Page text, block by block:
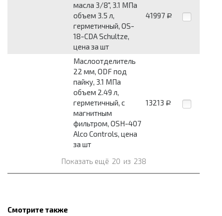
масла 3/8", 3.1 МПа
объем 3.5 л,
герметичный, OS-
18-CDA Schultze,
цена за шт
41997 Р
Маслоотделитель
22 мм, ODF под
пайку, 3.1 МПа
объем 2.49 л,
герметичный, с
магнитным
фильтром, OSH-407
Alco Controls, цена
за шт
13213 Р
Показать ещё 20 из 238
Смотрите также